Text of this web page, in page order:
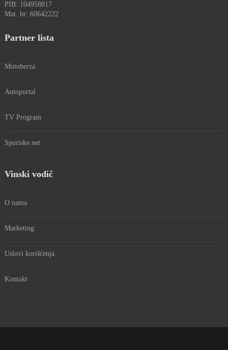
PIB: 104958817
Mat. br: 60642222
Partner lista
Motoberza
Autoportal
TV Program
Sportske net
Vinski vodič
O nama
Marketing
Uslovi korišćenja
Kontakt